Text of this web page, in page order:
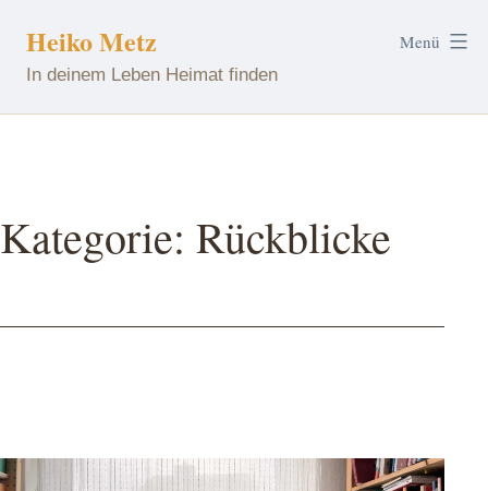
Inhalt
springen
Heiko Metz
In deinem Leben Heimat finden
Menü
Kategorie: Rückblicke